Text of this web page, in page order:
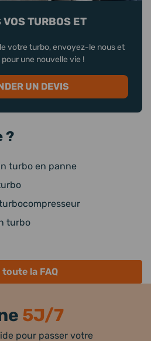
VOS TURBOS ET
votre turbo, envoyez-le nous et
une nouvelle vie !
UN DEVIS
?
turbo en panne
turbo
la FAQ
5J/7
pour passer votre